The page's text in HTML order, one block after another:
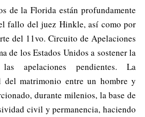
de la Florida están profundamente
fallo del juez Hinkle, así como por
del 11vo. Circuito de Apelaciones
de los Estados Unidos a sostener la
apelaciones pendientes. La
del matrimonio entre un hombre y
durante milenios, la base de
civil y permanencia, haciendo